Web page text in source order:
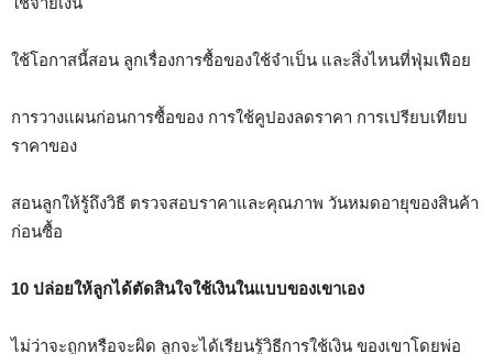
ใช้โอกาสนี้สอน ลูกเรื่องการซื้อของใช้จำเป็น และสิ่งไหนที่ฟุ่มเฟือย
การวางแผนก่อนการซื้อของ การใช้คูปองลดราคา การเปรียบเทียบ
ราคาของ
สอนลูกให้รู้ถึงวิธี ตรวจสอบราคาและคุณภาพ วันหมดอายุของสินค้า
ก่อนซื้อ
10 ปล่อยให้ลูกได้ตัดสินใจใช้เงินในแบบของเขาเอง
ไม่ว่าจะถูกหรือจะผิด ลูกจะได้เรียนรู้วิธีการใช้เงิน ของเขาโดยพ่อ